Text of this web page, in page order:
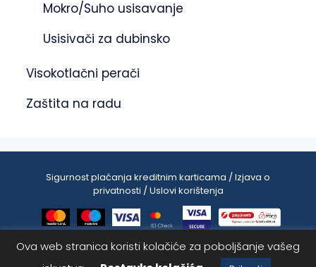
Mokro/Suho usisavanje
Usisivači za dubinsko
Visokotlačni perači
Zaštita na radu
Sigurnost plaćanja kreditnim karticama / Izjava o
privatnosti / Uslovi korištenja
165.00KM
Dodaj u korpu
Ova web stranica koristi kolačiće za poboljšanje vašeg